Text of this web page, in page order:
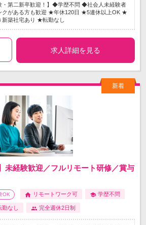
・第二新卒歓迎！】◆学歴不問 ◆社会人未経験者
クがある方も歓迎 ★年休120日 ★5連休以上OK ★
新築社宅あり ★転勤なし
求人詳細を見る
未経験歓迎／フルリモート研修／賞与
OK リモートワーク可 学歴不問
勤なし 完全週休2日制